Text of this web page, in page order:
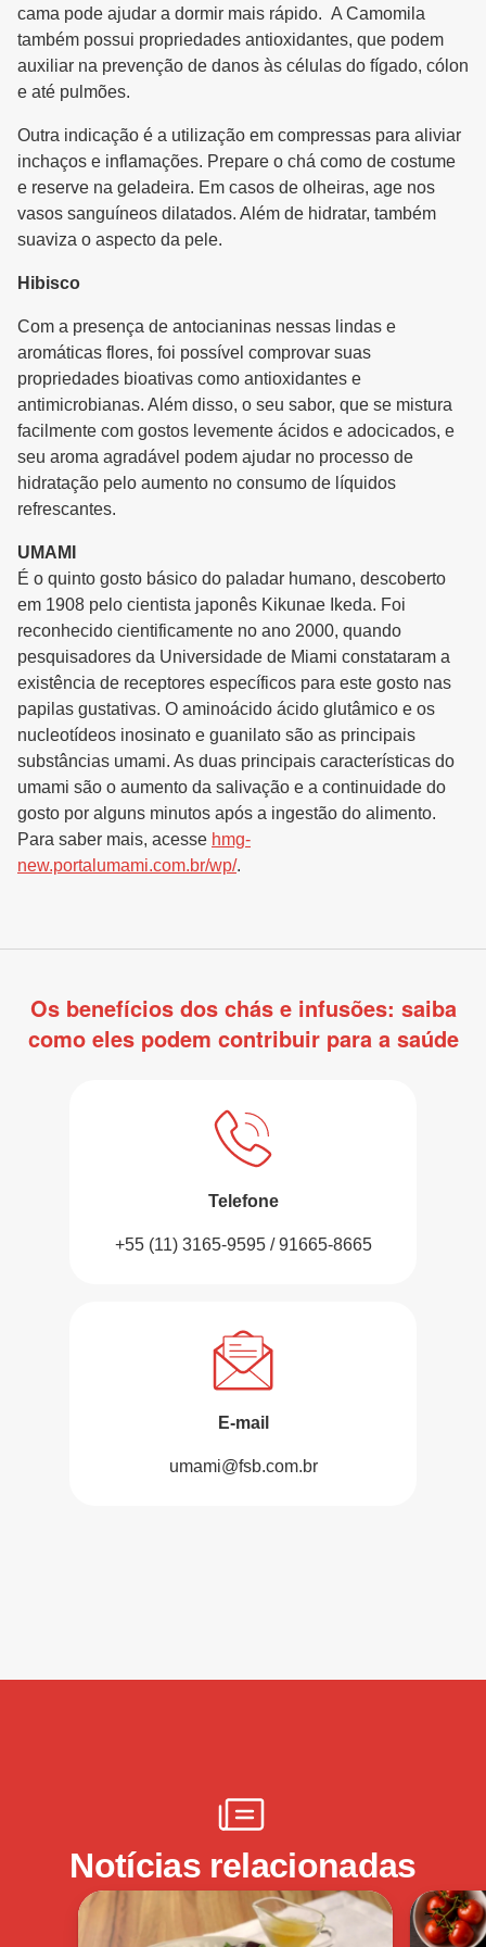
cama pode ajudar a dormir mais rápido. A Camomila
também possui propriedades antioxidantes, que podem
auxiliar na prevenção de danos às células do fígado, cólon
e até pulmões.
Outra indicação é a utilização em compressas para aliviar
inchaços e inflamações. Prepare o chá como de costume
e reserve na geladeira. Em casos de olheiras, age nos
vasos sanguíneos dilatados. Além de hidratar, também
suaviza o aspecto da pele.
Hibisco
Com a presença de antocianinas nessas lindas e
aromáticas flores, foi possível comprovar suas
propriedades bioativas como antioxidantes e
antimicrobianas. Além disso, o seu sabor, que se mistura
facilmente com gostos levemente ácidos e adocicados, e
seu aroma agradável podem ajudar no processo de
hidratação pelo aumento no consumo de líquidos
refrescantes.
UMAMI
É o quinto gosto básico do paladar humano, descoberto
em 1908 pelo cientista japonês Kikunae Ikeda. Foi
reconhecido cientificamente no ano 2000, quando
pesquisadores da Universidade de Miami constataram a
existência de receptores específicos para este gosto nas
papilas gustativas. O aminoácido ácido glutâmico e os
nucleotídeos inosinato e guanilato são as principais
substâncias umami. As duas principais características do
umami são o aumento da salivação e a continuidade do
gosto por alguns minutos após a ingestão do alimento.
Para saber mais, acesse hmg-
new.portalumami.com.br/wp/.
Os benefícios dos chás e infusões: saiba
como eles podem contribuir para a saúde
Telefone
+55 (11) 3165-9595 / 91665-8665
E-mail
umami@fsb.com.br
Notícias relacionadas